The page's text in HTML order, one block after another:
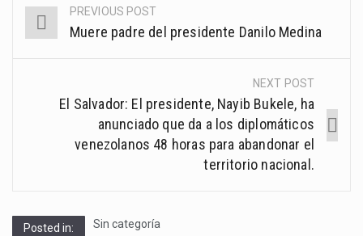
Post
navigation
PREVIOUS POST
Muere padre del presidente Danilo Medina
NEXT POST
El Salvador: El presidente, Nayib Bukele, ha
anunciado que da a los diplomáticos
venezolanos 48 horas para abandonar el
territorio nacional.
Posted in: Sin categoría